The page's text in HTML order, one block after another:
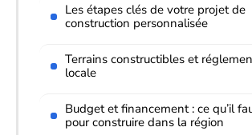
Les étapes clés de votre projet de
construction personnalisée
Terrains constructibles et
locale
Budget et financement : ce qu’il
pour construire dans la région